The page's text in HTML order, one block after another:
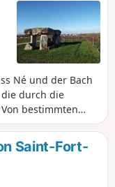
ein
Né und der Bach
durch die
bestimmten
auf das Dorf, den
der Grande
Jede Jahreszeit
zu entdecken.
Saint-Fort-